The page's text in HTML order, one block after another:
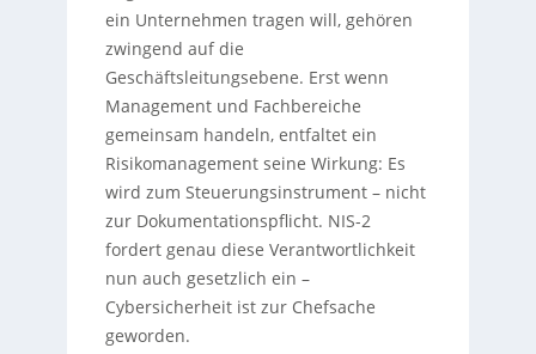
ein Unternehmen tragen will, gehören
zwingend auf die
Geschäftsleitungsebene. Erst wenn
Management und Fachbereiche
gemeinsam handeln, entfaltet ein
Risikomanagement seine Wirkung: Es
wird zum Steuerungsinstrument – nicht
zur Dokumentationspflicht. NIS-2
fordert genau diese Verantwortlichkeit
nun auch gesetzlich ein –
Cybersicherheit ist zur Chefsache
geworden.